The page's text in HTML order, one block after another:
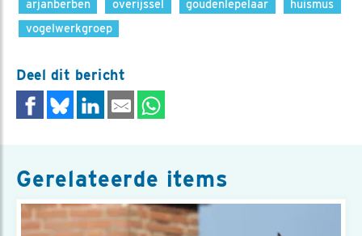
arjanberben
overijssel goudenlepelaar
huismus
vogelwerkgroep
Deel dit bericht
Gerelateerde items